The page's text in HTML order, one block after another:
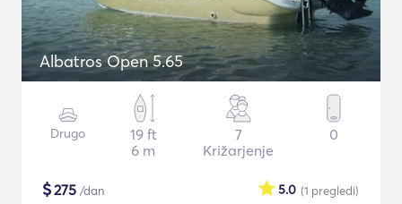
Albatros Open 5.65
Drugo
19 ft
6 m
7
Križarjenje
0
$275 /dan (1 pregledi)
5.0